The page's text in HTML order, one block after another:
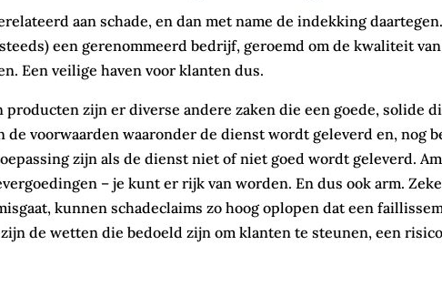
aan schade, en dan met name de indekking
een gerenommeerd bedrijf, geroemd om de kwaliteit
Een veilige haven voor klanten dus.
producten zijn er diverse andere zaken die een goede, solide
de voorwaarden waaronder de dienst wordt geleverd en, nog
zijn als de dienst niet of niet goed wordt geleverd.
– je kunt er rijk van worden. En dus ook arm.
kunnen schadeclaims zo hoog oplopen dat een
de wetten die bedoeld zijn om klanten te steunen, een